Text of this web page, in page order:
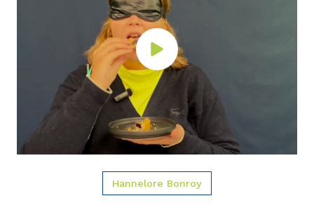
Hannelore Bonroy